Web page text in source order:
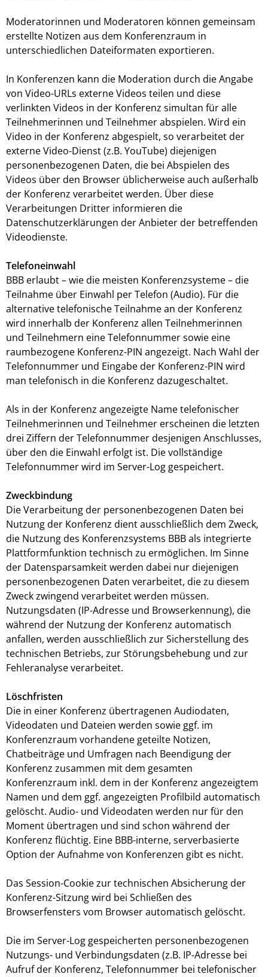
Moderatorinnen und Moderatoren können gemeinsam
erstellte Notizen aus dem Konferenzraum in
unterschiedlichen Dateiformaten exportieren.
In Konferenzen kann die Moderation durch die Angabe
von Video-URLs externe Videos teilen und diese
verlinkten Videos in der Konferenz simultan für alle
Teilnehmerinnen und Teilnehmer abspielen. Wird ein
Video in der Konferenz abgespielt, so verarbeitet der
externe Video-Dienst (z.B. YouTube) diejenigen
personenbezogenen Daten, die bei Abspielen des
Videos über den Browser üblicherweise auch außerhalb
der Konferenz verarbeitet werden. Über diese
Verarbeitungen Dritter informieren die
Datenschutzerklärungen der Anbieter der betreffenden
Videodienste.
Telefoneinwahl
BBB erlaubt – wie die meisten Konferenzsysteme – die
Teilnahme über Einwahl per Telefon (Audio). Für die
alternative telefonische Teilnahme an der Konferenz
wird innerhalb der Konferenz allen Teilnehmerinnen
und Teilnehmern eine Telefonnummer sowie eine
raumbezogene Konferenz-PIN angezeigt. Nach Wahl der
Telefonnummer und Eingabe der Konferenz-PIN wird
man telefonisch in die Konferenz dazugeschaltet.
Als in der Konferenz angezeigte Name telefonischer
Teilnehmerinnen und Teilnehmer erscheinen die letzten
drei Ziffern der Telefonnummer desjenigen Anschlusses,
über den die Einwahl erfolgt ist. Die vollständige
Telefonnummer wird im Server-Log gespeichert.
Zweckbindung
Die Verarbeitung der personenbezogenen Daten bei
Nutzung der Konferenz dient ausschließlich dem Zweck,
die Nutzung des Konferenzsystems BBB als integrierte
Plattformfunktion technisch zu ermöglichen. Im Sinne
der Datensparsamkeit werden dabei nur diejenigen
personenbezogenen Daten verarbeitet, die zu diesem
Zweck zwingend verarbeitet werden müssen.
Nutzungsdaten (IP-Adresse und Browserkennung), die
während der Nutzung der Konferenz automatisch
anfallen, werden ausschließlich zur Sicherstellung des
technischen Betriebs, zur Störungsbehebung und zur
Fehleranalyse verarbeitet.
Löschfristen
Die in einer Konferenz übertragenen Audiodaten,
Videodaten und Dateien werden sowie ggf. im
Konferenzraum vorhandene geteilte Notizen,
Chatbeiträge und Umfragen nach Beendigung der
Konferenz zusammen mit dem gesamten
Konferenzraum inkl. dem in der Konferenz angezeigtem
Namen und dem ggf. angezeigten Profilbild automatisch
gelöscht. Audio- und Videodaten werden nur für den
Moment übertragen und sind schon während der
Konferenz flüchtig. Eine BBB-interne, serverbasierte
Option der Aufnahme von Konferenzen gibt es nicht.
Das Session-Cookie zur technischen Absicherung der
Konferenz-Sitzung wird bei Schließen des
Browserfensters vom Browser automatisch gelöscht.
Die im Server-Log gespeicherten personenbezogenen
Nutzungs- und Verbindungsdaten (z.B. IP-Adresse bei
Aufruf der Konferenz, Telefonnummer bei telefonischer